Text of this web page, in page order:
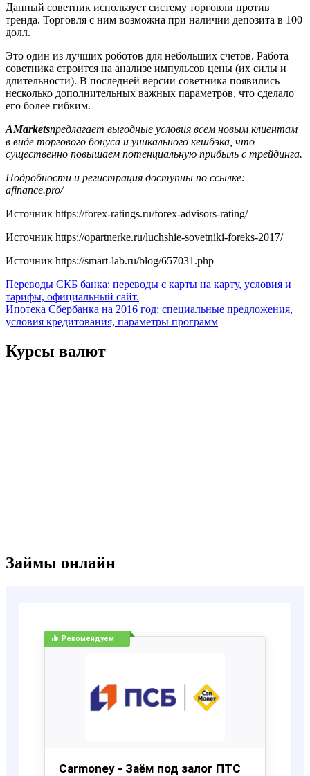
Данный советник использует систему торговли против
тренда. Торговля с ним возможна при наличии депозита в 100
долл.
Это один из лучших роботов для небольших счетов. Работа
советника строится на анализе импульсов цены (их силы и
длительности). В последней версии советника появились
несколько дополнительных важных параметров, что сделало
его более гибким.
AMarketsпредлагает выгодные условия всем новым клиентам
в виде торгового бонуса и уникального кешбэка, что
существенно повышаем потенциальную прибыль с трейдинга.
Подробности и регистрация доступны по ссылке:
afinance.pro/
Источник https://forex-ratings.ru/forex-advisors-rating/
Источник https://opartnerke.ru/luchshie-sovetniki-foreks-2017/
Источник https://smart-lab.ru/blog/657031.php
Навигация
по
записям
Переводы СКБ банка: переводы с карты на карту, условия и
тарифы, официальный сайт.
Ипотека Сбербанка на 2016 год: специальные предложения,
условия кредитования, параметры программ
Курсы валют
Займы онлайн